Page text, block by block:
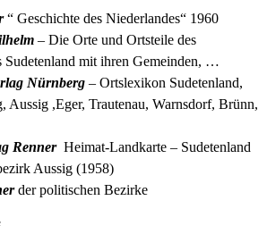
“ Geschichte des Niederlandes“ 1960
– Die Orte und Ortsteile des
Sudetenland mit ihren Gemeinden, …
Nürnberg – Ortslexikon Sudetenland,
Aussig ,Eger, Trautenau, Warnsdorf, Brünn,
Renner Heimat-Landkarte – Sudetenland
Aussig (1958)
der politischen Bezirke